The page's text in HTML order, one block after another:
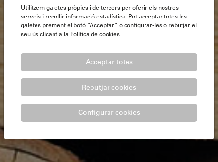
Utilitzem galetes pròpies i de tercers per oferir els nostres
serveis i recollir informació estadística. Pot acceptar totes les
galetes prement el botó ”Acceptar” o configurar-les o rebutjar el
seu ús clicant a la Política de cookies
Acceptar totes
Rebutjar cookies
Configurar cookies